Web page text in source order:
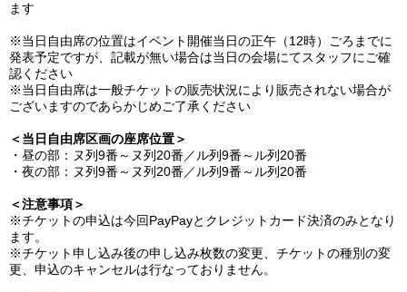
ます
※当日自由席の位置はイベント開催当日の正午（12時）ごろまでに
発表予定ですが、記載が無い場合は当日の会場にてスタッフにご確
認ください
※当日自由席は一般チケットの販売状況により販売されない場合が
ございますのであらかじめご了承ください
＜当日自由席区画の座席位置＞
・ 昼の部：ヌ列9番～ヌ列20番／ル列9番～ル列20番
・ 夜の部：ヌ列9番～ヌ列20番／ル列9番～ル列20番
＜注意事項＞
※チケットの申込は今回PayPayとクレジットカード決済のみとなり
ます。
※チケット申し込み後の申し込み枚数の変更、チケットの種別の変
更、申込のキャンセルは行なっておりません。